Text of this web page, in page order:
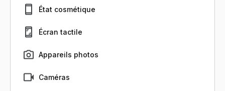
État cosmétique
Écran tactile
Appareils photos
Caméras